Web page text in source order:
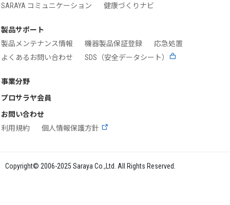
SARAYA コミュニケーション
健康づくりナビ
製品サポート
製品メンテナンス情報
機器製品保証登録
応急処置
よくあるお問い合わせ
SDS（安全データシート）
事業分野
プロサラヤ会員
お問い合わせ
利用規約
個人情報保護方針
Copyright© 2006-2025 Saraya Co.,Ltd. All Rights Reserved.